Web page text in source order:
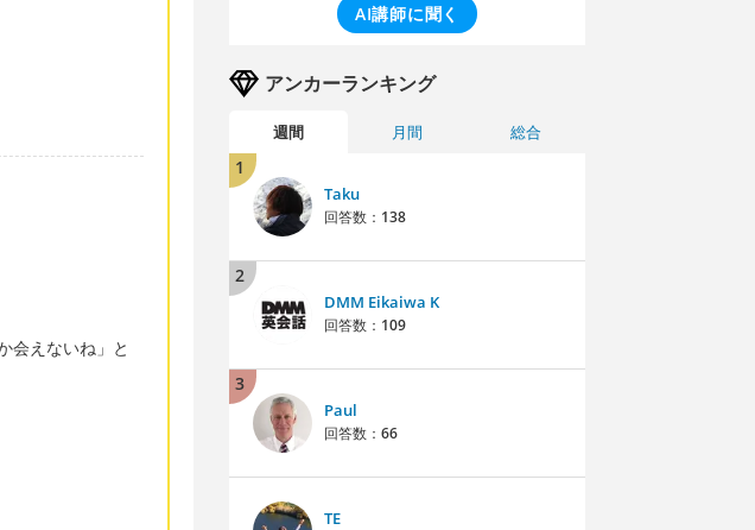
会えないね」と
AI講師に聞く
アンカーランキング
週間 月間 総合
1
Taku
回答数： 138
2
DMM Eikaiwa K
回答数： 109
3
Paul
回答数： 66
TE